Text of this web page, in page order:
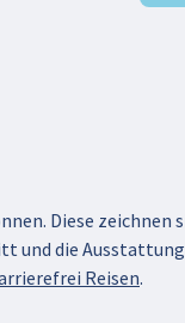
Diese zeichnen
und die Ausstattung
Reisen.